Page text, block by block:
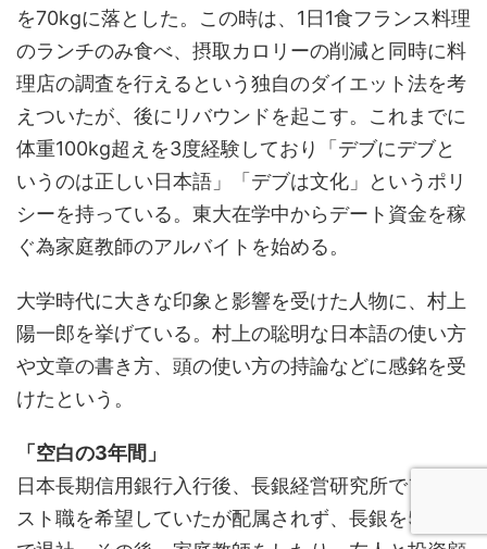
を70kgに落とした。この時は、1日1食フランス料理
のランチのみ食べ、摂取カロリーの削減と同時に料
理店の調査を行えるという独自のダイエット法を考
えついたが、後にリバウンドを起こす。これまでに
体重100kg超えを3度経験しており「デブにデブと
いうのは正しい日本語」「デブは文化」というポリ
シーを持っている。東大在学中からデート資金を稼
ぐ為家庭教師のアルバイトを始める。
大学時代に大きな印象と影響を受けた人物に、村上
陽一郎を挙げている。村上の聡明な日本語の使い方
や文章の書き方、頭の使い方の持論などに感銘を受
けたという。
「空白の3年間」
日本長期信用銀行入行後、長銀経営研究所でアナリ
スト職を希望していたが配属されず、長銀を5か月